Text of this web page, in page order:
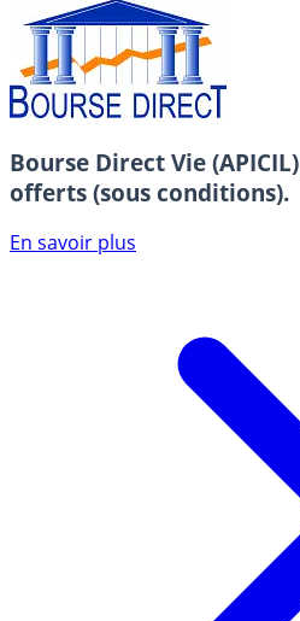
Bourse Direct Vie (APICIL)
offerts (sous conditions).
En savoir plus